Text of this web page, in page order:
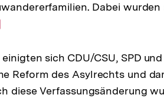
Dabei
sich CDU/CSU, SPD
Reform des Asylrechts und
diese Verfassungsänderung